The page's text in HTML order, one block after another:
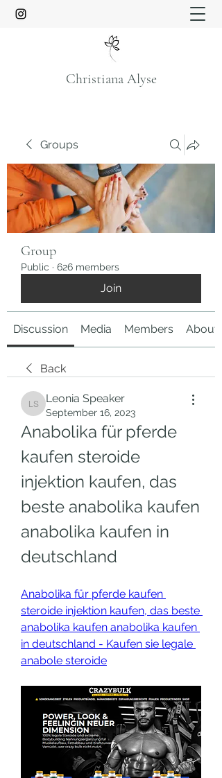
Christiana Alyse
Groups
Group
Public · 626 members
Join
Discussion Media Members About
Back
Leonia Speaker
Leonia Speaker
September 16, 2023
Anabolika für pferde
kaufen steroide
injektion kaufen, das
beste anabolika kaufen
anabolika kaufen in
deutschland
Anabolika für pferde kaufen
steroide injektion kaufen, das beste
anabolika kaufen anabolika kaufen
in deutschland - Kaufen sie legale
anabole steroide